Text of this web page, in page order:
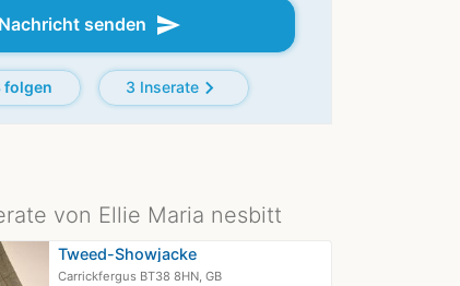
Nachricht senden send
folgen 3 Inseratechevron_right
von Ellie Maria nesbitt
Tweed-Showjacke
Carrickfergus BT38 8HN, GB